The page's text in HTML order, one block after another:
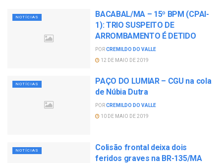
NOTÍCIAS
BACABAL/MA – 15º BPM (CPAI-
1): TRIO SUSPEITO DE
ARROMBAMENTO É DETIDO
PORCREMILDO DO VALLE
12 DE MAIO DE 2019
NOTÍCIAS
PAÇO DO LUMIAR – CGU na cola
de Núbia Dutra
PORCREMILDO DO VALLE
10 DE MAIO DE 2019
NOTÍCIAS
Colisão frontal deixa dois
feridos graves na BR-135/MA